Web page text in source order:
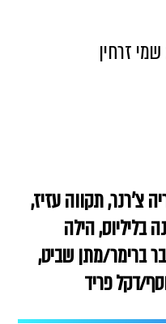
זרחין
צ'רנר, תקווה עזיז,
בליליוס, הילה
ברימר/מתן שביט,
דקל פריד